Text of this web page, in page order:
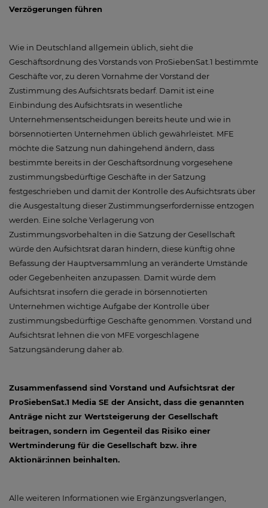
Verzögerungen führen
Wie in Deutschland allgemein üblich, sieht die
Geschäftsordnung des Vorstands von ProSiebenSat.1 bestimmte
Geschäfte vor, zu deren Vornahme der Vorstand der
Zustimmung des Aufsichtsrats bedarf. Damit ist eine
Einbindung des Aufsichtsrats in wesentliche
Unternehmensentscheidungen bereits heute und wie in
börsennotierten Unternehmen üblich gewährleistet. MFE
möchte die Satzung nun dahingehend ändern, dass
bestimmte bereits in der Geschäftsordnung vorgesehene
zustimmungsbedürftige Geschäfte in der Satzung
festgeschrieben und damit der Kontrolle des Aufsichtsrats über
die Ausgestaltung dieser Zustimmungserfordernisse entzogen
werden. Eine solche Verlagerung von
Zustimmungsvorbehalten in die Satzung der Gesellschaft
würde den Aufsichtsrat daran hindern, diese künftig ohne
Befassung der Hauptversammlung an veränderte Umstände
oder Gegebenheiten anzupassen. Damit würde dem
Aufsichtsrat insofern die gerade in börsennotierten
Unternehmen wichtige Aufgabe der Kontrolle über
zustimmungsbedürftige Geschäfte genommen. Vorstand und
Aufsichtsrat lehnen die von MFE vorgeschlagene
Satzungsänderung daher ab.
Zusammenfassend sind Vorstand und Aufsichtsrat der
ProSiebenSat.1 Media SE der Ansicht, dass die genannten
Anträge nicht zur Wertsteigerung der Gesellschaft
beitragen, sondern im Gegenteil das Risiko einer
Wertminderung für die Gesellschaft bzw. ihre
Aktionär:innen beinhalten.
Alle weiteren Informationen wie Ergänzungsverlangen,